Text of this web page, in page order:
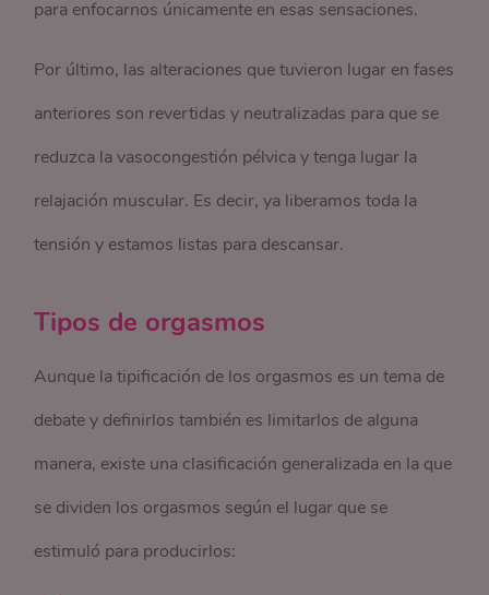
para enfocarnos únicamente en esas sensaciones.
Por último, las alteraciones que tuvieron lugar en fases
anteriores son revertidas y neutralizadas para que se
reduzca la vasocongestión pélvica y tenga lugar la
relajación muscular. Es decir, ya liberamos toda la
tensión y estamos listas para descansar.
Tipos de orgasmos
Aunque la tipificación de los orgasmos es un tema de
debate y definirlos también es limitarlos de alguna
manera, existe una clasificación generalizada en la que
se dividen los orgasmos según el lugar que se
estimuló para producirlos: